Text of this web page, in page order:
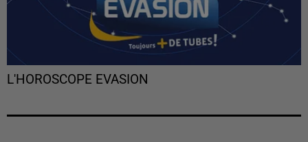
L'HOROSCOPE EVASION